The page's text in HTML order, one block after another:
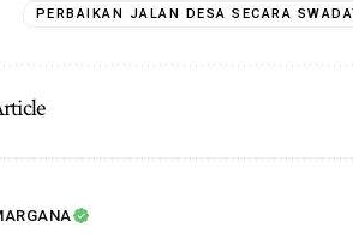
PERBAIKAN JALAN DESA SECARA